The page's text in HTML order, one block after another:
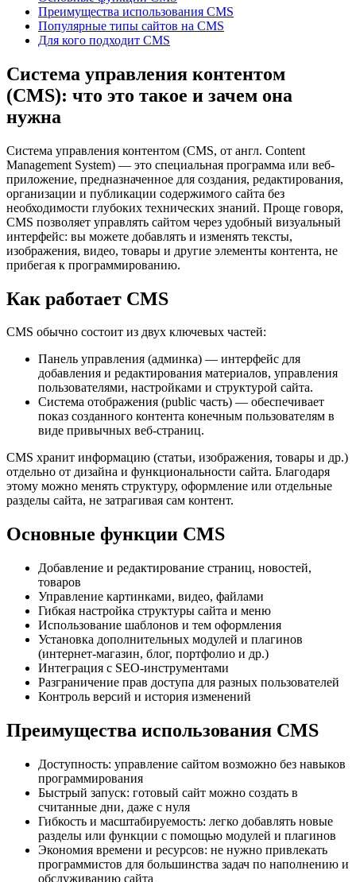
Преимущества использования CMS
Популярные типы сайтов на CMS
Для кого подходит CMS
Система управления контентом
(CMS): что это такое и зачем она
нужна
Система управления контентом (CMS, от англ. Content
Management System) — это специальная программа или веб-
приложение, предназначенное для создания, редактирования,
организации и публикации содержимого сайта без
необходимости глубоких технических знаний. Проще говоря,
CMS позволяет управлять сайтом через удобный визуальный
интерфейс: вы можете добавлять и изменять тексты,
изображения, видео, товары и другие элементы контента, не
прибегая к программированию.
Как работает CMS
CMS обычно состоит из двух ключевых частей:
Панель управления (админка) — интерфейс для
добавления и редактирования материалов, управления
пользователями, настройками и структурой сайта.
Система отображения (public часть) — обеспечивает
показ созданного контента конечным пользователям в
виде привычных веб-страниц.
CMS хранит информацию (статьи, изображения, товары и др.)
отдельно от дизайна и функциональности сайта. Благодаря
этому можно менять структуру, оформление или отдельные
разделы сайта, не затрагивая сам контент.
Основные функции CMS
Добавление и редактирование страниц, новостей,
товаров
Управление картинками, видео, файлами
Гибкая настройка структуры сайта и меню
Использование шаблонов и тем оформления
Установка дополнительных модулей и плагинов
(интернет-магазин, блог, портфолио и др.)
Интеграция с SEO-инструментами
Разграничение прав доступа для разных пользователей
Контроль версий и история изменений
Преимущества использования CMS
Доступность: управление сайтом возможно без навыков
программирования
Быстрый запуск: готовый сайт можно создать в
считанные дни, даже с нуля
Гибкость и масштабируемость: легко добавлять новые
разделы или функции с помощью модулей и плагинов
Экономия времени и ресурсов: не нужно привлекать
программистов для большинства задач по наполнению и
обслуживанию сайта